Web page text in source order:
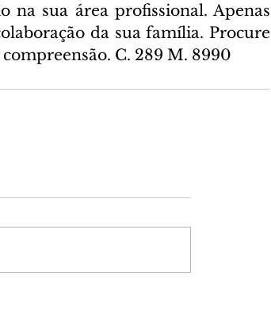
na sua área profissional. Apenas
da sua família. Procure
C. 289 M. 8990